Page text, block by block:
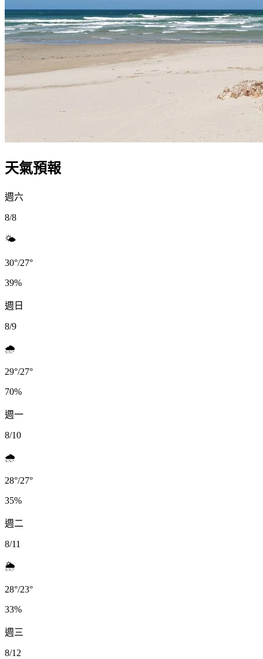
天氣預報
週六
8/8
🌤️
30°/27°
39%
週日
8/9
🌧️
29°/27°
70%
週一
8/10
🌧️
28°/27°
35%
週二
8/11
🌦️
28°/23°
33%
週三
8/12